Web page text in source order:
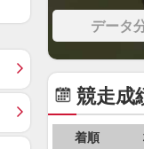
データ
競走成
着順